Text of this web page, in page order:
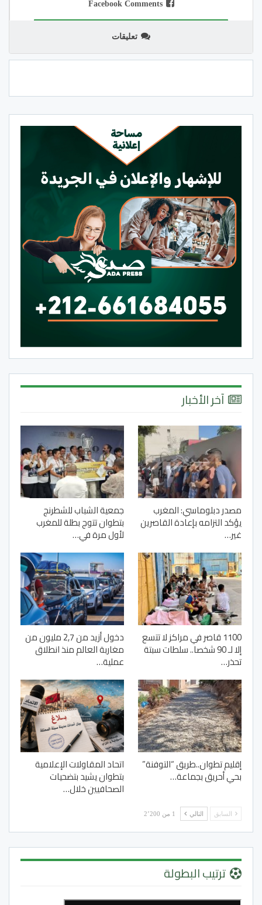
Facebook Comments
تعليقات
آخر الأخبار
مصدر دبلوماسي: المغرب
يؤكد التزامه بإعادة القاصرين
غير…
جمعية الشباب للشطرنج
بتطوان تتوج بطلة للمغرب
لأول مرة في…
1100 قاصر في مراكز لا تتسع
إلا لـ 90 شخصا.. سلطات سبتة
تحذر…
دخول أزيد من 2,7 مليون من
مغاربة العالم منذ انطلاق
عملية…
إقليم تطوان..طريق “التوفنة”
بحي أحريق بجماعة…
اتحاد المقاولات الإعلامية
بتطوان يشيد بتضحيات
الصحافيين خلال…
السابق التالي 1 من 2٬200
ترتيب البطولة